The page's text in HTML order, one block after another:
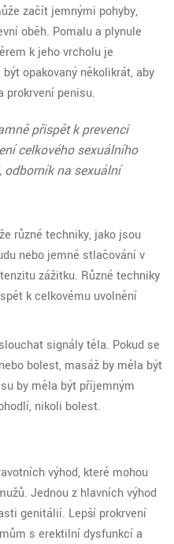
začít jemnými pohyby,
oběh. Pomalu a plynule
k jeho vrcholu je
opakovaný několikrát, aby
prokrvení penisu.
přispět k prevenci
celkového sexuálního
odborník na sexuální
různé techniky, jako jsou
nebo jemné stlačování v
zážitku. Různé techniky
k celkovému uvolnění
signály těla. Pokud se
bolest, masáž by měla být
by měla být příjemným
nikoli bolest.
výhod, které mohou
Jednou z hlavních výhod
genitálií. Lepší prokrvení
s erektilní dysfunkcí a